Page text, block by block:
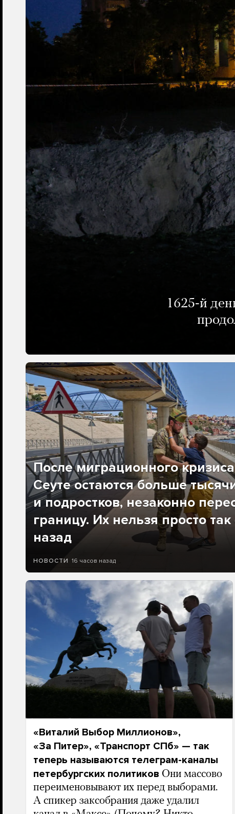
1625-й
После миграционного
Сеуте остаются больше
и подростков, незаконно
границу. Их нельзя просто
назад
НОВОСТИ 16 часов назад
«Виталий Выбор Миллионов»,
«За Питер», «Транспорт СПб» — так
теперь называются телеграм-каналы
петербургских политиков Они массово
переименовывают их перед выборами.
А спикер заксобрания даже удалил